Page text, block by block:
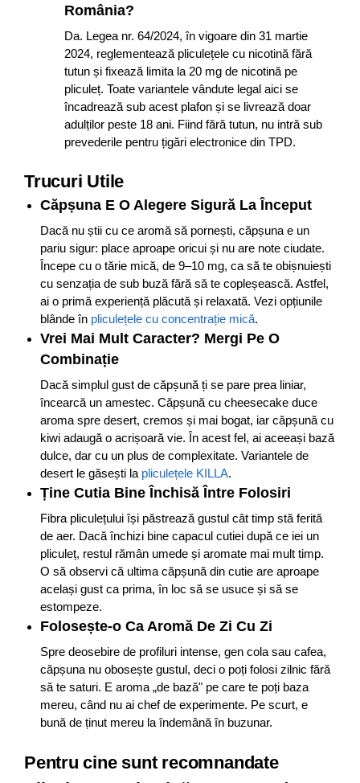
România?
Da. Legea nr. 64/2024, în vigoare din 31 martie
2024, reglementează pliculețele cu nicotină fără
tutun și fixează limita la 20 mg de nicotină pe
pliculeț. Toate variantele vândute legal aici se
încadrează sub acest plafon și se livrează doar
adulților peste 18 ani. Fiind fără tutun, nu intră sub
prevederile pentru țigări electronice din TPD.
Trucuri Utile
Căpșuna E O Alegere Sigură La Început
Dacă nu știi cu ce aromă să pornești, căpșuna e un
pariu sigur: place aproape oricui și nu are note ciudate.
Începe cu o tărie mică, de 9–10 mg, ca să te obișnuiești
cu senzația de sub buză fără să te copleșească. Astfel,
ai o primă experiență plăcută și relaxată. Vezi opțiunile
blânde în pliculețele cu concentrație mică.
Vrei Mai Mult Caracter? Mergi Pe O
Combinație
Dacă simplul gust de căpșună ți se pare prea liniar,
încearcă un amestec. Căpșună cu cheesecake duce
aroma spre desert, cremos și mai bogat, iar căpșună cu
kiwi adaugă o acrișoară vie. În acest fel, ai aceeași bază
dulce, dar cu un plus de complexitate. Variantele de
desert le găsești la pliculețele KILLA.
Ține Cutia Bine Închisă Între Folosiri
Fibra pliculețului își păstrează gustul cât timp stă ferită
de aer. Dacă închizi bine capacul cutiei după ce iei un
pliculeț, restul rămân umede și aromate mai mult timp.
O să observi că ultima căpșună din cutie are aproape
același gust ca prima, în loc să se usuce și să se
estompeze.
Folosește-o Ca Aromă De Zi Cu Zi
Spre deosebire de profiluri intense, gen cola sau cafea,
căpșuna nu obosește gustul, deci o poți folosi zilnic fără
să te saturi. E aroma „de bază" pe care te poți baza
mereu, când nu ai chef de experimente. Pe scurt, e
bună de ținut mereu la îndemână în buzunar.
Pentru cine sunt recomnandate